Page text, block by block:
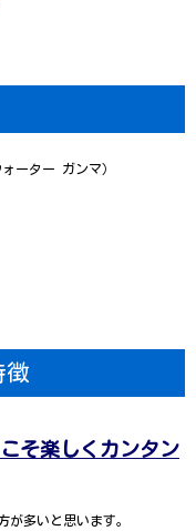
ーター ガンマ）
徴
そ楽しくカンタン
が多いと思います。